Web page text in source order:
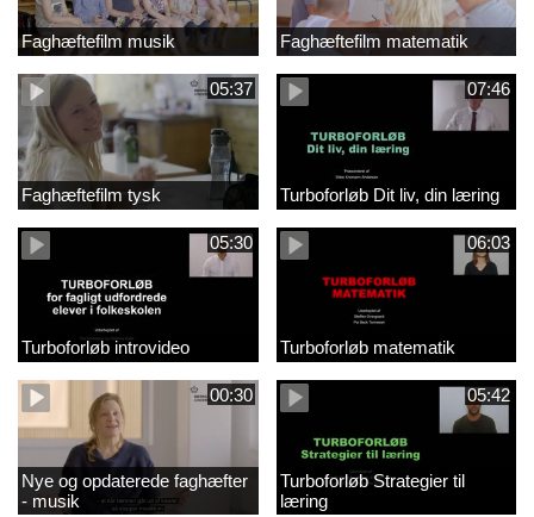
Faghæftefilm musik Faghæftefilm matematik
05:37
Faghæftefilm tysk
07:46
Turboforløb Dit liv, din læring
05:30
Turboforløb introvideo
06:03
Turboforløb matematik
00:30
Nye og opdaterede faghæfter
- musik
05:42
Turboforløb Strategier til
læring